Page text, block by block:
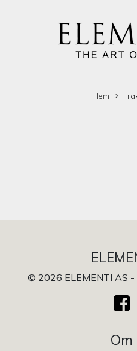
Hem
© 2026 ELEMENTI AS -
Om